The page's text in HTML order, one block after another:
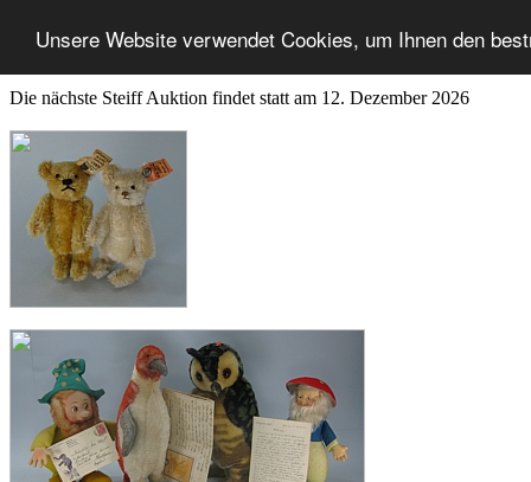
Unsere Website verwendet Cookies, um Ihnen den
Die nächste Steiff Auktion findet statt am 12. Dezember 2026